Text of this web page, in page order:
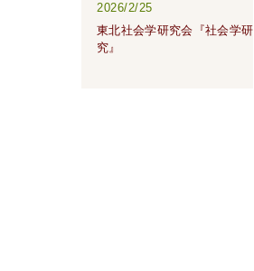
2026/2/25
東北社会学研究会『社会学研
究』